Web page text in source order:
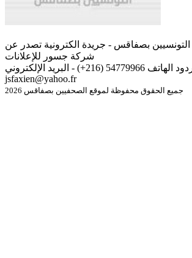
بصفاقس - جريدة الكترونية تصدر عن
شركة جسور للإعلانات
للإتصال أو نشر الردود الهاتف 54779966 (216+) - البريد الإلكتروني
jsfaxien@yahoo.fr
جميع الحقوق محفوظة لموقع الصحفيين بصفاقس 2026